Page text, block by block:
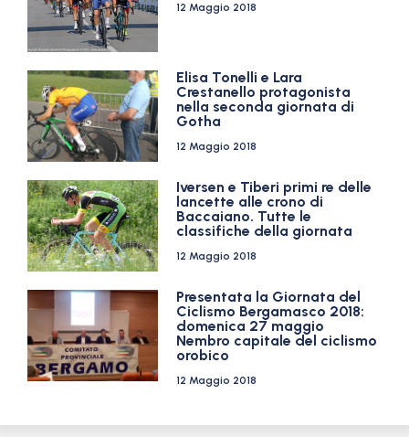
12 Maggio 2018
Elisa Tonelli e Lara
Crestanello protagonista
nella seconda giornata di
Gotha
12 Maggio 2018
Iversen e Tiberi primi re delle
lancette alle crono di
Baccaiano. Tutte le
classifiche della giornata
12 Maggio 2018
Presentata la Giornata del
Ciclismo Bergamasco 2018:
domenica 27 maggio
Nembro capitale del ciclismo
orobico
12 Maggio 2018